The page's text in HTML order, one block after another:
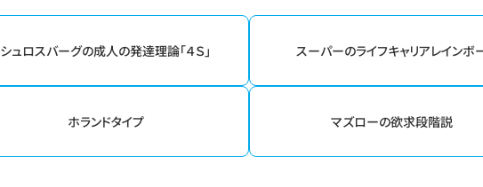
シュロスバーグの成人の発達理論「４Ｓ」 スーパーのライフキャリアレインボ
ホランドタイプ マズローの欲求段階説